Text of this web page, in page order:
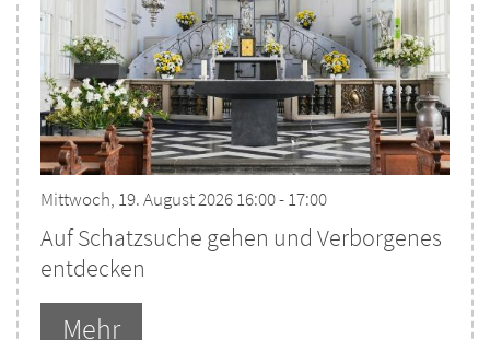
Mittwoch, 19. August 2026 16:00 - 17:00
Auf Schatzsuche gehen und Verborgenes
entdecken
Mehr